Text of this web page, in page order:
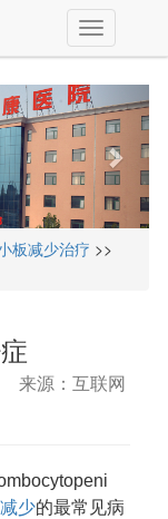
T
o
g
l
e
n
a
v
i
g
板减少治疗 >>
来源：互联网
少的最常见病